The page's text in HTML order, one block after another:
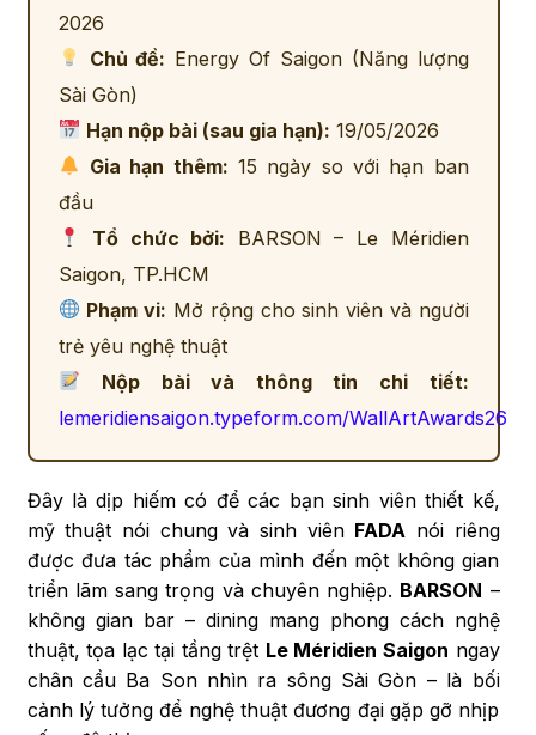
2026
Chủ đề: Energy Of Saigon (Năng lượng
Sài Gòn)
Hạn nộp bài (sau gia hạn): 19/05/2026
Gia hạn thêm: 15 ngày so với hạn ban
đầu
Tổ chức bởi: BARSON – Le Méridien
Saigon, TP.HCM
Phạm vi: Mở rộng cho sinh viên và người
trẻ yêu nghệ thuật
Nộp bài và thông tin chi tiết:
lemeridiensaigon.typeform.com/WallArtAwards26
Đây là dịp hiếm có để các bạn sinh viên thiết kế,
mỹ thuật nói chung và sinh viên FADA nói riêng
được đưa tác phẩm của mình đến một không gian
triển lãm sang trọng và chuyên nghiệp. BARSON –
không gian bar – dining mang phong cách nghệ
thuật, tọa lạc tại tầng trệt Le Méridien Saigon ngay
chân cầu Ba Son nhìn ra sông Sài Gòn – là bối
cảnh lý tưởng để nghệ thuật đương đại gặp gỡ nhịp